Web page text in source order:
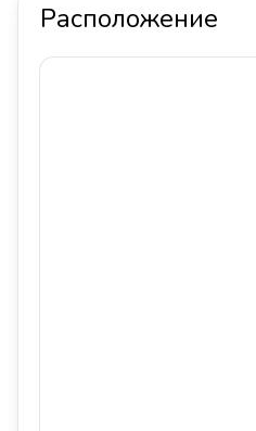
Расположение